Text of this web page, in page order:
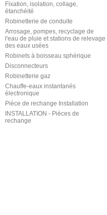
Fixation, isolation, collage,
étanchéité
Robinetterie de conduite
Arrosage, pompes, recyclage de
l'eau de pluie et stations de relevage
des eaux usées
Robinets à boisseau sphérique
Disconnecteurs
Robinetterie gaz
Chauffe-eaux instantanés
électronique
Pièce de rechange Installation
INSTALLATION - Pièces de
rechange